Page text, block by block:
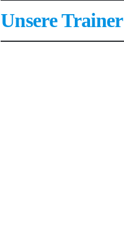
Unsere Trainer